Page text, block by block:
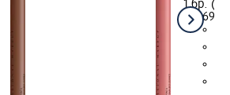
1 бр.
(14,69